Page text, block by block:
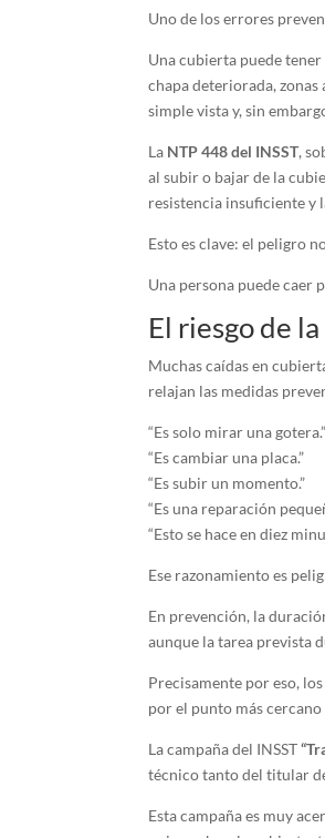
Uno de los errores
Una cubierta puede
chapa deteriorada,
simple vista y, sin
La NTP 448 del INSST,
al subir o bajar de la
resistencia insuficiente y
Esto es clave: el peligro
Una persona puede caer
El riesgo de
Muchas caídas en
relajan las medidas
“Es solo mirar una gotera.”
“Es cambiar una placa.”
“Es subir un momento.”
“Es una reparación
“Esto se hace en diez
Ese razonamiento es
En prevención, la
aunque la tarea prevista
Precisamente por eso,
por el punto más
La campaña del INSST
técnico tanto del titular
Esta campaña es muy